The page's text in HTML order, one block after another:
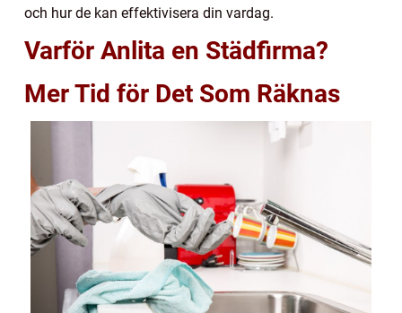
och hur de kan effektivisera din vardag.
Varför Anlita en Städfirma?
Mer Tid för Det Som Räknas